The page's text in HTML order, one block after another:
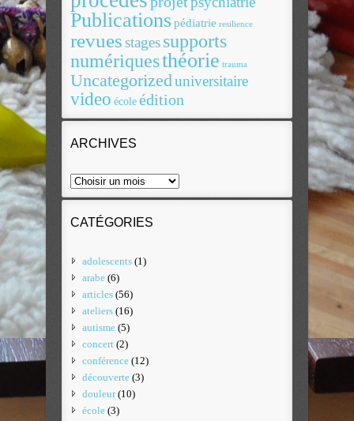
Publications pédiatrie resilience
revuesstagessupports
numériquesthéorie trauma
Uncategorizeduniversitaire
video école édition
ARCHIVES
CATÉGORIES
adolescents (1)
arabe (6)
articles (56)
ateliers (16)
autisme (5)
concert (2)
conférence (12)
découverte (3)
douleur(10)
école (3)